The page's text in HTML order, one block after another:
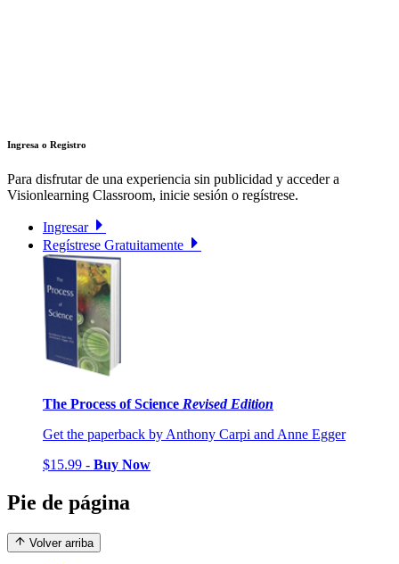
Ingresa o Registro
Para disfrutar de una experiencia sin publicidad y acceder a
Visionlearning Classroom, inicie sesión o regístrese.
Ingresar
Regístrese Gratuitamente
The Process of Science Revised Edition
Get the paperback by Anthony Carpi and Anne Egger
$15.99 - Buy Now
Pie de página
Volver arriba